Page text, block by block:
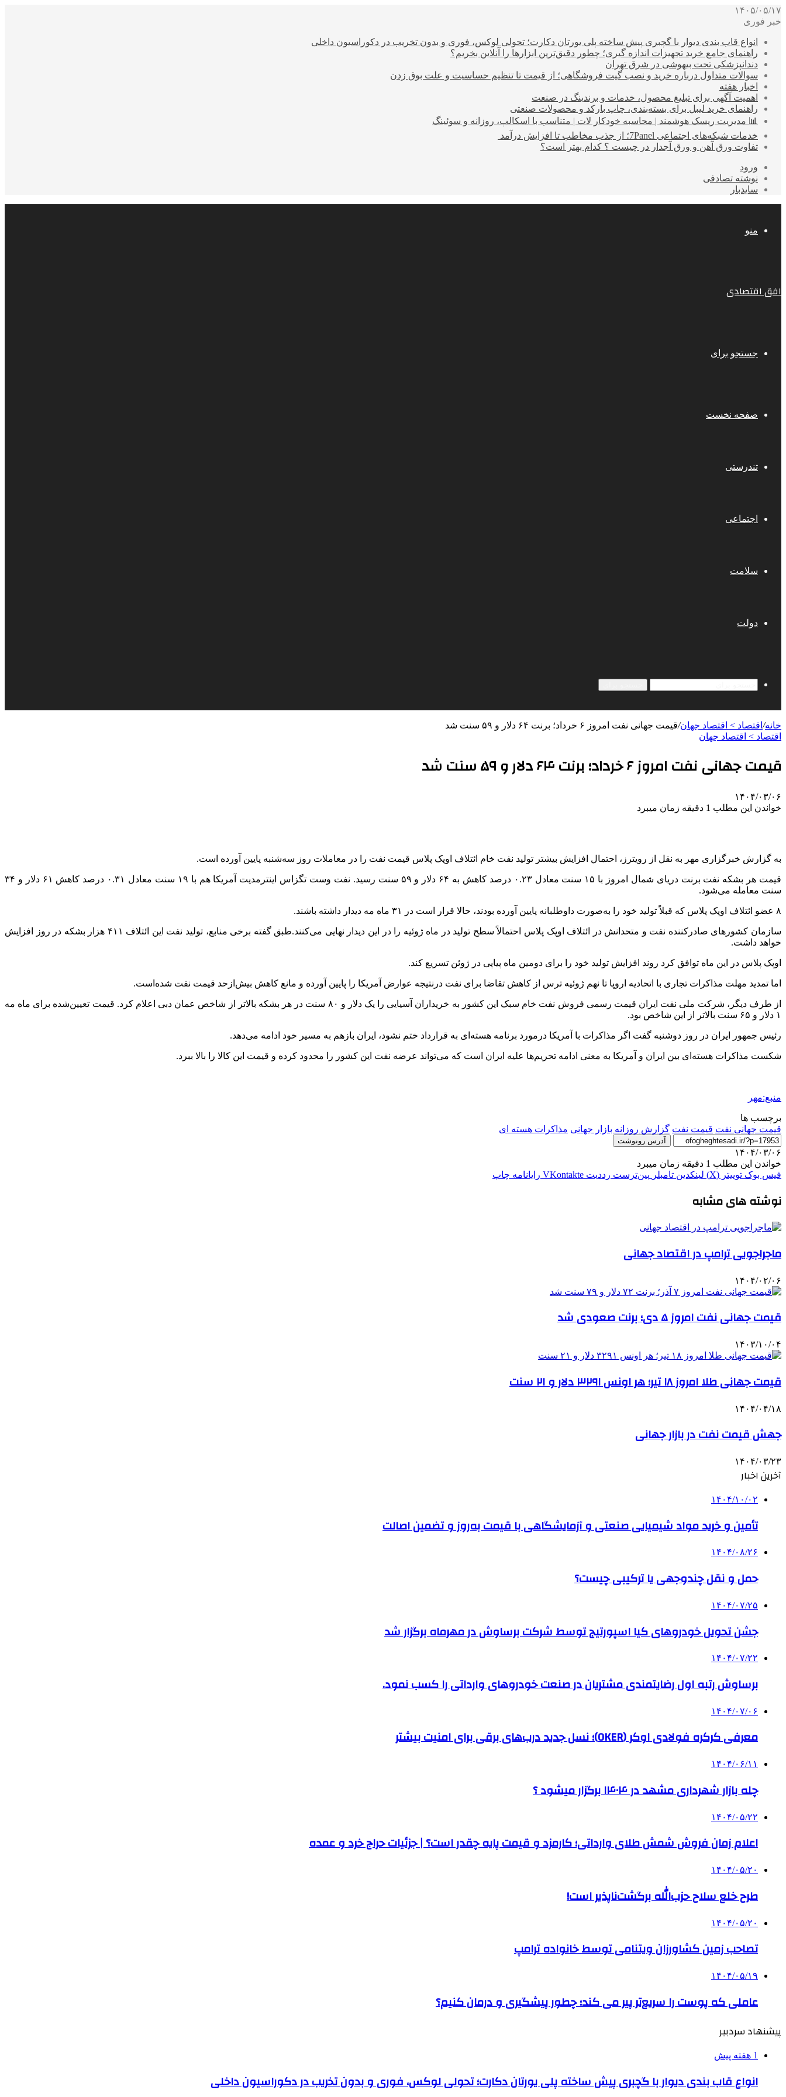
۱۴۰۵/۰۵/۱۷
خبر فوری
انواع قاب بندی دیوار با گچبری پیش ساخته پلی یورتان دکارت؛ تحولی لوکس، فوری و بدون تخریب در دکوراسیون داخلی
راهنمای جامع خرید تجهیزات اندازه گیری؛ چطور دقیق‌ترین ابزارها را آنلاین بخریم؟
دندانپزشکی تحت بیهوشی در شرق تهران
سوالات متداول درباره خرید و نصب گیت فروشگاهی؛ از قیمت تا تنظیم حساسیت و علت بوق زدن
اخبار هفته
اهمیت آگهی برای تبلیغ محصول، خدمات و برندینگ در صنعت
راهنمای خرید لیبل برای بسته‌بندی، چاپ بارکد و محصولات صنعتی
📊 مدیریت ریسک هوشمند | محاسبه خودکار لات | متناسب با اسکالپ، روزانه و سوئینگ
خدمات شبکه‌های اجتماعی 7Panel؛ از جذب مخاطب تا افزایش درآمد
تفاوت ورق آهن و ورق آجدار در چیست ؟ کدام بهتر است؟
ورود
نوشته تصادفی
سایدبار
منو
افق اقتصادی
جستجو برای
صفحه نخست
تندرستی
اجتماعی
سلامت
دولت
خانه/ اقتصاد > اقتصاد جهان/قیمت جهانی نفت امروز ۶ خرداد؛ برنت ۶۴ دلار و ۵۹ سنت شد
اقتصاد > اقتصاد جهان
قیمت جهانی نفت امروز ۶ خرداد؛ برنت ۶۴ دلار و ۵۹ سنت شد
۱۴۰۴/۰۳/۰۶
خواندن این مطلب 1 دقیقه زمان میبرد
به گزارش خبرگزاری مهر به نقل از رویترز، احتمال افزایش بیشتر تولید نفت خام ائتلاف اوپک پلاس قیمت نفت را در معاملات روز سه‌شنبه پایین آورده است.
قیمت هر بشکه نفت برنت دریای شمال امروز با ۱۵ سنت معادل ۰.۲۳ درصد کاهش به ۶۴ دلار و ۵۹ سنت رسید. نفت وست تگزاس اینترمدیت
آمریکا هم با ۱۹ سنت معادل ۰.۳۱ درصد کاهش ۶۱ دلار و ۳۴
سنت معامله می‌شود.
۸ عضو ائتلاف اوپک پلاس که قبلاً تولید خود را به‌صورت داوطلبانه پایین آورده بودند، حالا قرار است در ۳۱ ماه مه دیدار داشته باشند.
سازمان کشورهای صادرکننده نفت و متحدانش در ائتلاف اوپک پلاس احتمالاً سطح تولید در ماه ژوئیه را در این دیدار نهایی می‌کنند.طبق گفته برخی منابع، تولید نفت این ائتلاف ۴۱۱ هزار بشکه در روز افزایش
خواهد داشت.
اوپک پلاس در این ماه توافق کرد روند افزایش تولید خود را برای دومین ماه پیاپی در ژوئن تسریع کند.
اما تمدید مهلت مذاکرات تجاری با اتحادیه اروپا تا نهم ژوئیه ترس از کاهش تقاضا برای نفت درنتیجه عوارض آمریکا را پایین آورده و مانع کاهش بیش‌ازحد قیمت نفت شده‌است.
از طرف دیگر، شرکت ملی نفت ایران قیمت رسمی فروش نفت خام سبک این کشور به خریداران آسیایی را یک دلار و ۸۰ سنت در هر بشکه بالاتر از شاخص عمان دبی اعلام کرد. قیمت تعیین‌شده برای ماه مه
۱ دلار و ۶۵ سنت بالاتر از این شاخص بود.
رئیس جمهور ایران در روز دوشنبه گفت اگر مذاکرات با آمریکا درمورد برنامه هسته‌ای به قرارداد ختم نشود، ایران بازهم به مسیر خود ادامه می‌دهد.
شکست مذاکرات هسته‌ای بین ایران و آمریکا به معنی ادامه تحریم‌ها علیه ایران است که می‌تواند عرضه نفت این کشور را محدود کرده و قیمت این کالا را بالا ببرد.
منبع:مهر
برچسب ها
قیمت جهانی نفت قیمت نفت گزارش روزانه بازار جهانی مذاکرات هسته ای
آدرس رونوشت
۱۴۰۴/۰۳/۰۶
خواندن این مطلب 1 دقیقه زمان میبرد
فیس بوک توییتر (X) لینکدین ‫تامبلر ‫پین‌ترست ‫رددیت ‫VKontakte رایانامه چاپ
نوشته های مشابه
ماجراجویی ترامپ در اقتصاد جهانی
۱۴۰۴/۰۲/۰۶
قیمت جهانی نفت امروز ۵ دی؛ برنت صعودی شد
۱۴۰۳/۱۰/۰۴
قیمت جهانی طلا امروز ۱۸ تیر؛ هر اونس ۳۲۹۱ دلار و ۲۱ سنت
۱۴۰۴/۰۴/۱۸
جهش قیمت نفت در بازار جهانی
۱۴۰۴/۰۳/۲۳
آخرین اخبار
۱۴۰۴/۱۰/۰۲
تأمین و خرید مواد شیمیایی صنعتی و آزمایشگاهی با قیمت به‌روز و تضمین اصالت
۱۴۰۴/۰۸/۲۶
حمل و نقل چندوجهی یا ترکیبی چیست؟
۱۴۰۴/۰۷/۲۵
جشن تحویل خودروهای کیا اسپورتیج توسط شرکت برساوش در مهرماه برگزار شد
۱۴۰۴/۰۷/۲۲
برساوش رتبه اول رضایتمندی مشتریان در صنعت خودروهای وارداتی را کسب نمود.
۱۴۰۴/۰۷/۰۶
معرفی کرکره فولادی اوکر (OKER)؛ نسل جدید درب‌های برقی برای امنیت بیشتر
۱۴۰۴/۰۶/۱۱
چله بازار شهرداری مشهد در ۱۴۰۴ برگزار میشود ؟
۱۴۰۴/۰۵/۲۲
اعلام زمان فروش شمش طلای وارداتی؛ کارمزد و قیمت پایه چقدر است؟ | جزئیات حراج خرد و عمده
۱۴۰۴/۰۵/۲۰
طرح خلع سلاح حزب‌الله برگشت‌ناپذیر است!
۱۴۰۴/۰۵/۲۰
تصاحب زمین کشاورزان ویتنامی توسط خانواده ترامپ
۱۴۰۴/۰۵/۱۹
عاملی که پوست را سریع‌تر پیر می کند؛ چطور پیشگیری و درمان کنیم؟
پیشنهاد سردبیر
1 هفته پیش
انواع قاب بندی دیوار با گچبری پیش ساخته پلی یورتان دکارت؛ تحولی لوکس، فوری و بدون تخریب در دکوراسیون داخلی